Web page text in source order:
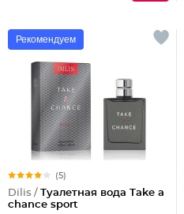
Рекомендуем
(5)
Dilis / Туалетная вода Take a
chance sport